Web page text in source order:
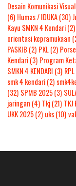
Desain Komunikasi Visual
(6) Humas / IDUKA(30)
Kayu SMKN 4 Kendari(2)
orientasi kepramukaan
PASKIB (2) PKL(2)
Kendari(3) Program
SMKN 4 KENDARI (3) RPL
smk 4 kendari(2)
(32) SPMB 2025(3)
jaringan (4) Tkj(21) TKJ
UKK 2025(2) uks(10)